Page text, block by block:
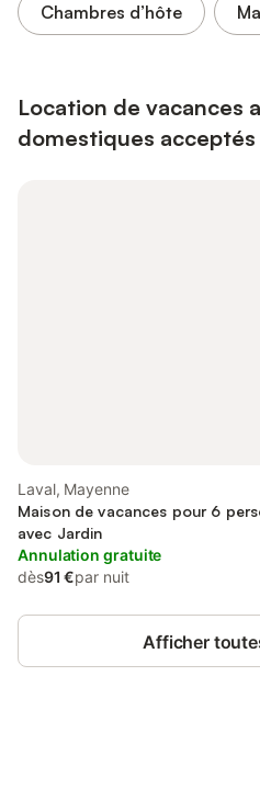
Chambres d’hôte
Location de vacances
domestiques acceptés
Laval, Mayenne
Maison de vacances pour 6
avec Jardin
Annulation gratuite
dès91 €par nuit
Afficher